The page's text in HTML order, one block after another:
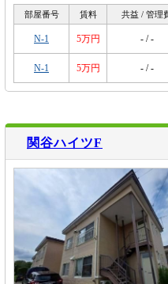
部屋番号 賃料 共益 / 管理
N-1 5万円 - / -
N-1 5万円 - / -
関谷ハイツF